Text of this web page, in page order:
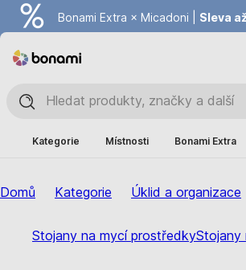
Bonami Extra × Micadoni | Sleva
Summer Sale | Ušetřete až 40 % →
Kategorie Místnosti Bonami Extra
Domů Kategorie Úklid a organizace
Stojany na mycí prostředkyStojany